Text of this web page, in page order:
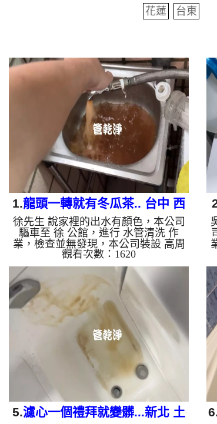
花蓮
台東
1.龍頭一轉就有冬瓜茶.. 台中 西
區 精誠路 水管清洗
徐先生 說家裡的出水有顏色，本公司
驅車至 徐 公館，進行 水管清洗 作
業，檢查並無發現，本公司裝設 高周
波水管清洗機，注入 檸檬酸 至水管，
等了約15分，開啟 水管清洗機 ，啟動
螺旋波 模式，一洗水管就流出白色報
沫髒水，忽然變成泥水，看起來就像是
冬瓜茶，兩個多小時後，出水變乾淨水
量也變大了。 如是自來水，如水管老
化，會產生鐵鏽跟泥沙堆積，洗出來的
水就會是咖啡色，地下水含有氧化錳，
管壁上會結成黑色管垢，洗出來的水會
跟石油一樣黑，有些洗出綠色的水，是
因為裡面有銅的物質，生鏽產生銅綠，
如是藍色...
觀看次數：1620
5.濾心一個禮拜就變髒...新北 土